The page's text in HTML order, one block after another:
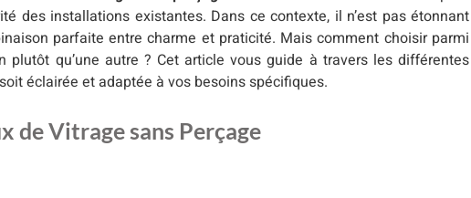
des installations existantes. Dans ce contexte, il n’est pas étonnant
parfaite entre charme et praticité. Mais comment choisir parmi
qu’une autre ? Cet article vous guide à travers les différentes
éclairée et adaptée à vos besoins spécifiques.
de Vitrage sans Perçage